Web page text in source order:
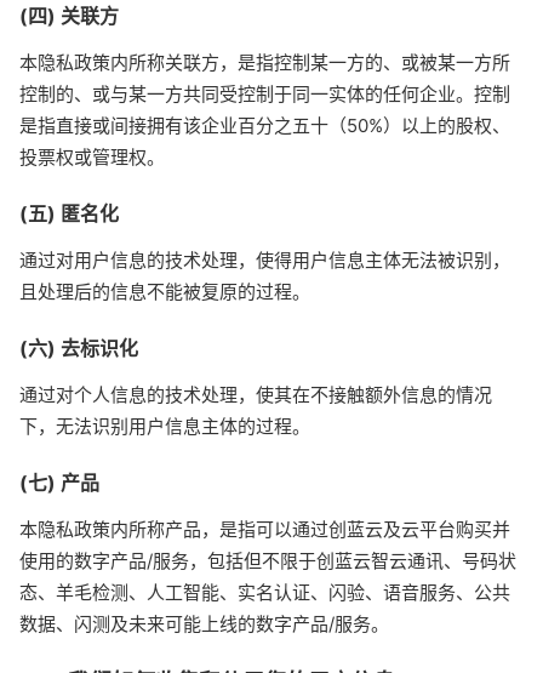
(四) 关联方
本隐私政策内所称关联方，是指控制某一方的、或被某一方所
控制的、或与某一方共同受控制于同一实体的任何企业。控制
是指直接或间接拥有该企业百分之五十（50%）以上的股权、
投票权或管理权。
(五) 匿名化
通过对用户信息的技术处理，使得用户信息主体无法被识别，
且处理后的信息不能被复原的过程。
(六) 去标识化
通过对个人信息的技术处理，使其在不接触额外信息的情况
下，无法识别用户信息主体的过程。
(七) 产品
本隐私政策内所称产品，是指可以通过创蓝云及云平台购买并
使用的数字产品/服务，包括但不限于创蓝云智云通讯、号码状
态、羊毛检测、人工智能、实名认证、闪验、语音服务、公共
数据、闪测及未来可能上线的数字产品/服务。